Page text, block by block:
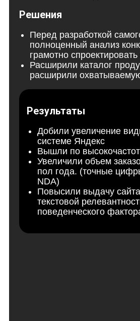
Решения
Перед разработкой
полноценный анализ
грамотно спроектировать
Расширили каталог
расширили
Результаты
Добили увеличение
системе Яндекс
Вышли по
Увеличили объем
пол года. (точные
NDA)
Повысили выдачу сайта
текстовой
поведенческого